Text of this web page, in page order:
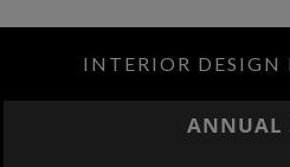
INTERIOR DESIGN
BEST